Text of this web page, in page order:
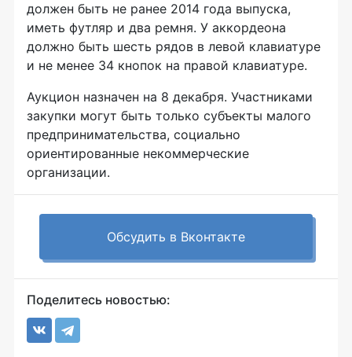
должен быть не ранее 2014 года выпуска,
иметь футляр и два ремня. У аккордеона
должно быть шесть рядов в левой клавиатуре
и не менее 34 кнопок на правой клавиатуре.
Аукцион назначен на 8 декабря. Участниками
закупки могут быть только субъекты малого
предпринимательства, социально
ориентированные некоммерческие
организации.
Обсудить в Вконтакте
Поделитесь новостью: